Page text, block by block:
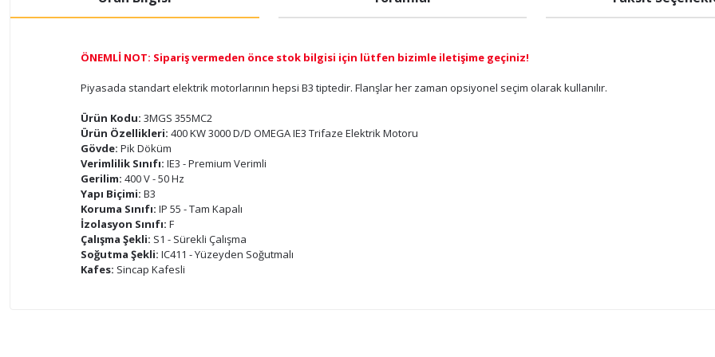
ÖNEMLİ NOT: Sipariş vermeden önce stok bilgisi için lütfen bizimle iletişime geçiniz!
Piyasada standart elektrik motorlarının hepsi B3 tiptedir. Flanşlar her zaman opsiyonel seçim olarak kullanılır.
Ürün Kodu: 3MGS 355MC2
Ürün Özellikleri: 400 KW 3000 D/D OMEGA IE3 Trifaze Elektrik Motoru
Gövde: Pik Döküm
Verimlilik Sınıfı: IE3 - Premium Verimli
Gerilim: 400 V - 50 Hz
Yapı Biçimi: B3
Koruma Sınıfı: IP 55 - Tam Kapalı
İzolasyon Sınıfı: F
Çalışma Şekli: S1 - Sürekli Çalışma
Soğutma Şekli: IC411 - Yüzeyden Soğutmalı
Kafes: Sincap Kafesli